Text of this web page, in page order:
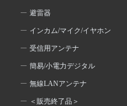
避雷器
インカム/マイク/イヤホン
受信用アンテナ
簡易/小電力デジタル
無線LANアンテナ
＜販売終了品＞